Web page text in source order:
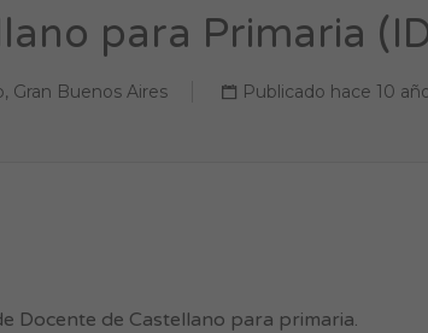
para Primaria
, Gran Buenos Aires Publicado hace 10
Docente de Castellano para primaria.